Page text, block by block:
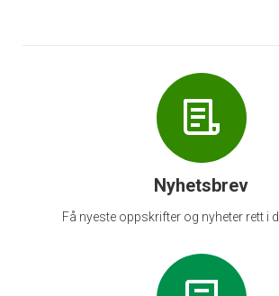
Nyhetsbrev
Få nyeste oppskrifter og nyheter rett i